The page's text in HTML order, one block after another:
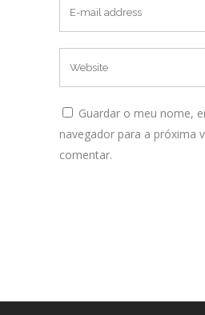
Guardar o meu nome,
navegador para a próxima
comentar.